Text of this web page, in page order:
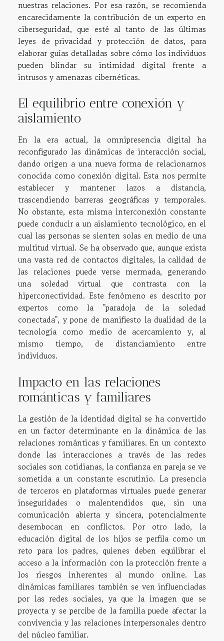
nuestras relaciones. Por esa razón, se recomienda
encarecidamente la contribución de un experto en
ciberseguridad, que esté al tanto de las últimas
leyes de privacidad y protección de datos, para
elaborar guías detalladas sobre cómo los individuos
pueden blindar su intimidad digital frente a
intrusos y amenazas cibernéticas.
El equilibrio entre conexión y
aislamiento
En la era actual, la omnipresencia digital ha
reconfigurado las dinámicas de interacción social,
dando origen a una nueva forma de relacionarnos
conocida como conexión digital. Esta nos permite
establecer y mantener lazos a distancia,
trascendiendo barreras geográficas y temporales.
No obstante, esta misma interconexión constante
puede conducir a un aislamiento tecnológico, en el
cual las personas se sienten solas en medio de una
multitud virtual. Se ha observado que, aunque exista
una vasta red de contactos digitales, la calidad de
las relaciones puede verse mermada, generando
una soledad virtual que contrasta con la
hiperconectividad. Este fenómeno es descrito por
expertos como la "paradoja de la soledad
conectada", y pone de manifiesto la dualidad de la
tecnología como medio de acercamiento y, al
mismo tiempo, de distanciamiento entre
individuos.
Impacto en las relaciones
románticas y familiares
La gestión de la identidad digital se ha convertido
en un factor determinante en la dinámica de las
relaciones románticas y familiares. En un contexto
donde las interacciones a través de las redes
sociales son cotidianas, la confianza en pareja se ve
sometida a un constante escrutinio. La presencia
de terceros en plataformas virtuales puede generar
inseguridades o malentendidos que, sin una
comunicación abierta y sincera, potencialmente
desembocan en conflictos. Por otro lado, la
educación digital de los hijos se perfila como un
reto para los padres, quienes deben equilibrar el
acceso a la información con la protección frente a
los riesgos inherentes al mundo online. Las
dinámicas familiares también se ven influenciadas
por las redes sociales, ya que la imagen que se
proyecta y se percibe de la familia puede afectar la
convivencia y las relaciones interpersonales dentro
del núcleo familiar.